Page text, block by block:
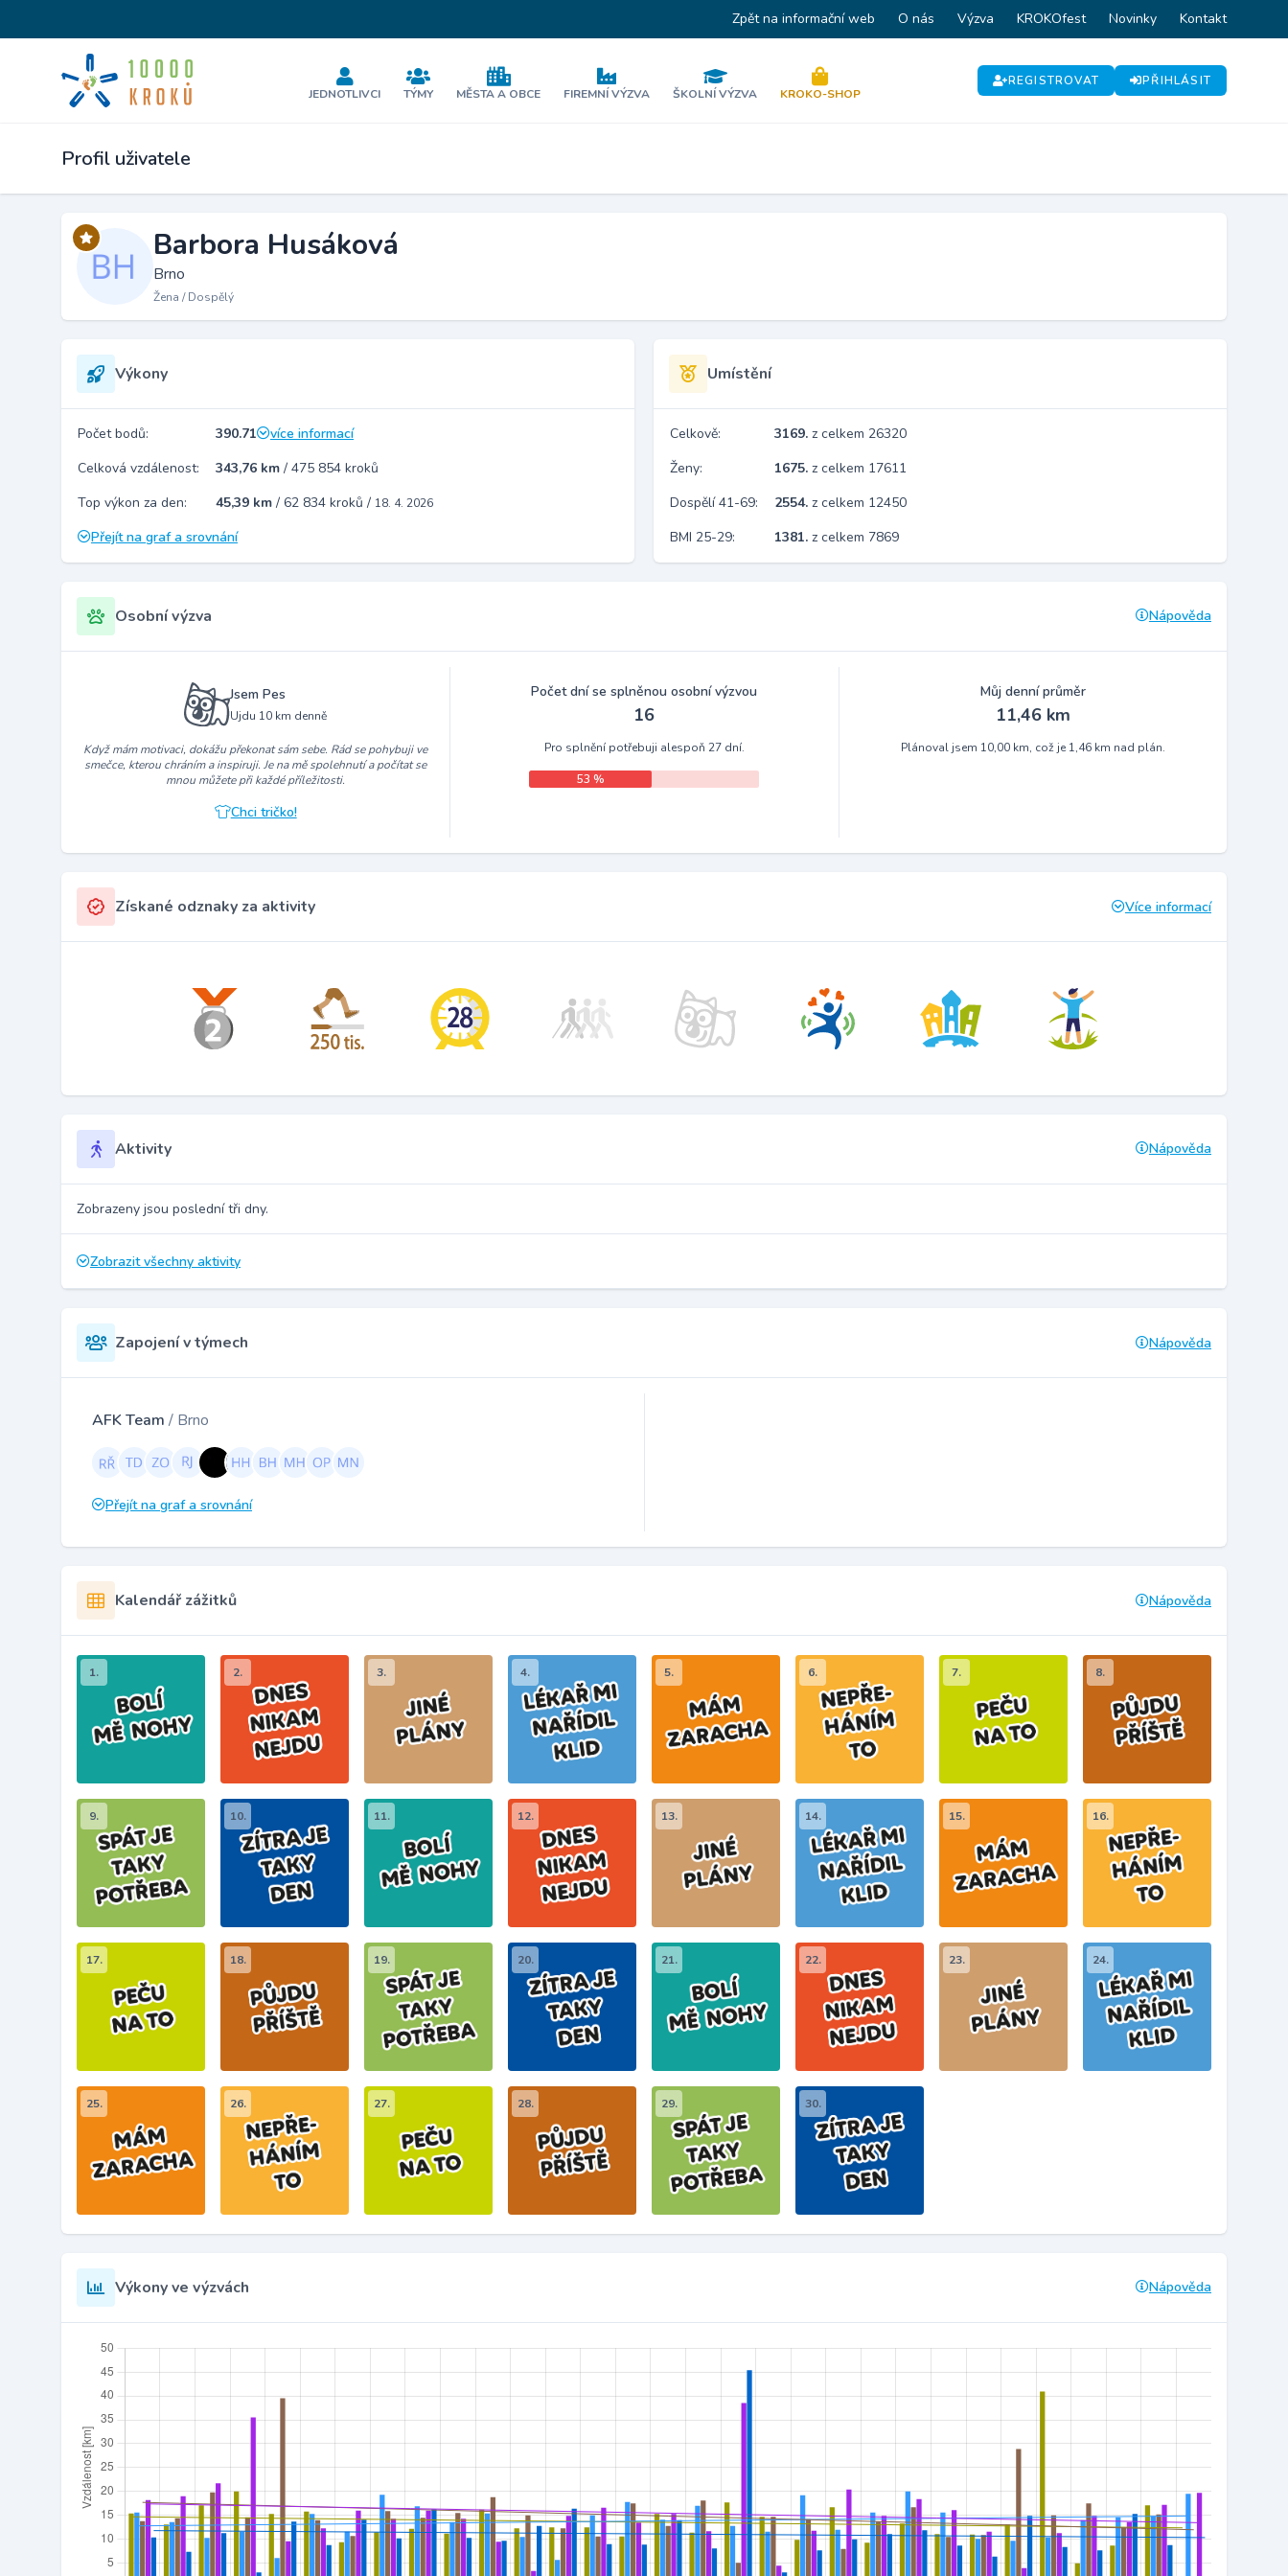
Zpět na informační web O nás Výzva KROKOfest Novinky Kontakt
JEDNOTLIVCI TÝMY MĚSTA A OBCE FIREMNÍ VÝZVA ŠKOLNÍ VÝZVA KROKO-SHOP
REGISTROVAT PŘIHLÁSIT
Profil uživatele
Barbora Husáková
Brno
Žena / Dospělý
Výkony
Počet bodů: 390.71
více informací
Celková vzdálenost:
343,76 km / 475 854 kroků
Top výkon za den:
45,39 km / 62 834 kroků / 18. 4. 2026
Přejít na graf a srovnání
Umístění
Celkově: 3169. z celkem 26320
Ženy:
1675. z celkem 17611
Dospělí 41-69:
2554. z celkem 12450
BMI 25-29:
1381. z celkem 7869
Osobní výzva Nápověda
Jsem Pes
Ujdu 10 km denně
Když mám motivaci, dokážu překonat sám sebe. Rád se pohybuji ve
smečce, kterou chráním a inspiruji. Je na mě spolehnutí a počítat se
mnou můžete při každé příležitosti.
Chci tričko!
Počet dní se splněnou osobní výzvou
16
Pro splnění potřebuji alespoň 27 dní.
53 %
Můj denní průměr
11,46 km
Plánoval jsem 10,00 km, což je 1,46 km nad plán.
Získané odznaky za aktivity Více informací
Aktivity Nápověda
Zobrazeny jsou poslední tři dny.
Zobrazit všechny aktivity
Zapojení v týmech Nápověda
AFK Team / Brno
Přejít na graf a srovnání
Kalendář zážitků Nápověda
1. 2. 3. 4. 5. 6. 7. 8.
9. 10. 11. 12. 13. 14. 15. 16.
17. 18. 19. 20. 21. 22. 23. 24.
25. 26. 27. 28. 29. 30.
Výkony ve výzvách Nápověda